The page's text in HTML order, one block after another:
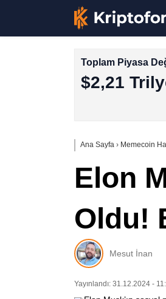
Toplam Piyasa
$2,21
Ana Sayfa › Memecoin
Elon
Oldu!
Mesut İnan
Yayınlandı: 31.12.2024 -